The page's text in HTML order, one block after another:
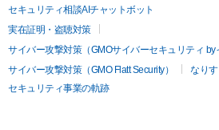
セキュリティ相談AIチャットボット
実在証明・盗聴対策
サイバー攻撃対策（GMOサイバーセキュリティ by
サイバー攻撃対策（GMO Flatt Security）
なり
セキュリティ事業の軌跡